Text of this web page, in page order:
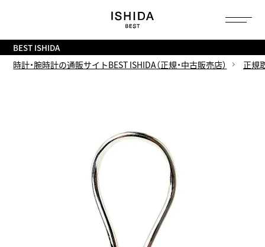
BEST ISHIDA
時計・腕時計の通販サイトBEST ISHIDA（正規・中古販売店）
正規
へ